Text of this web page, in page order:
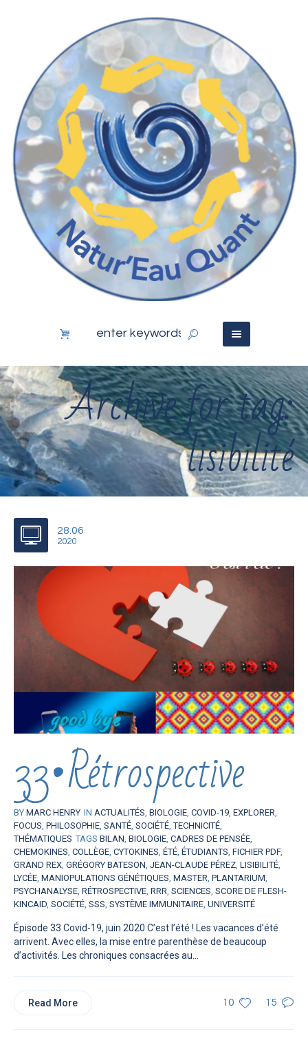
Archive for tag:
lisibilité
28.06
2020
33•Rétrospective
BY MARC HENRY IN ACTUALITÉS, BIOLOGIE, COVID-19, EXPLORER,
FOCUS, PHILOSOPHIE, SANTÉ, SOCIÉTÉ,TECHNICITÉ,
THÉMATIQUES TAGS BILAN, BIOLOGIE, CADRES DE PENSÉE,
CHEMOKINES, COLLÈGE, CYTOKINES, ÉTÉ, ÉTUDIANTS, FICHIER PDF,
GRAND REX, GRÉGORY BATESON, JEAN-CLAUDE PÉREZ, LISIBILITÉ,
LYCÉE, MANIOPULATIONS GÉNÉTIQUES, MASTER, PLANTARIUM,
PSYCHANALYSE, RÉTROSPECTIVE, RRR, SCIENCES, SCORE DE FLESH-
KINCAID, SOCIÉTÉ, SSS, SYSTÈME IMMUNITAIRE, UNIVERSITÉ
Épisode 33 Covid-19, juin 2020 C’est l’été ! Les vacances d’été
arrivent. Avec elles, la mise entre parenthèse de beaucoup
d’activités. Les chroniques consacrées au...
10 15
Read More